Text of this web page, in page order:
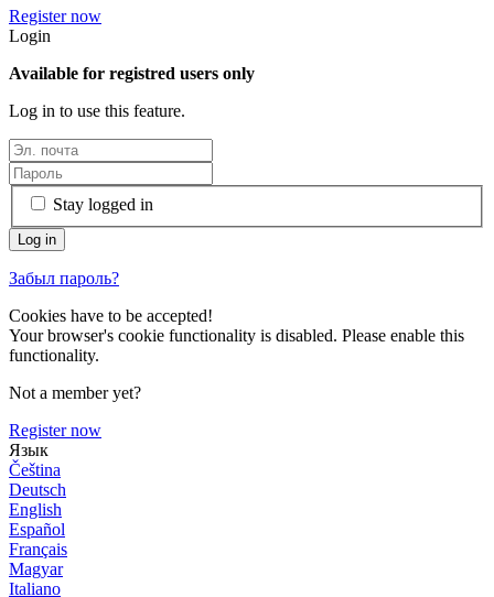
Register now
Login
Available for registred users only
Log in to use this feature.
Stay logged in
Забыл пароль?
Cookies have to be accepted!
Your browser's cookie functionality is disabled. Please enable this
functionality.
Not a member yet?
Register now
Язык
Čeština
Deutsch
English
Español
Français
Magyar
Italiano